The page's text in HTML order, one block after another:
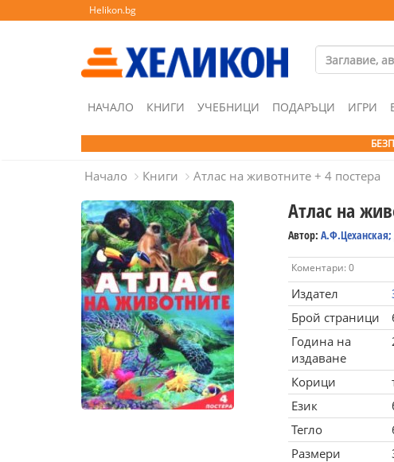
Helikon.bg
НАЧАЛО КНИГИ УЧЕБНИЦИ ПОДАРЪЦИ ИГРИ
Начало Книги Атлас на животните + 4 постера
Атлас на
Автор: А.Ф.Цеханская;
Коментари: 0
Издател
Брой страници
Година на
издаване
Корици
Език
Тегло
Размери